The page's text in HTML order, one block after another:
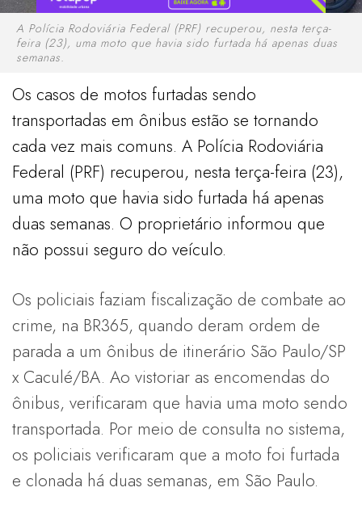
A Polícia Rodoviária Federal (PRF) recuperou, nesta terça-
feira (23), uma moto que havia sido furtada há apenas duas
semanas.
Os casos de motos furtadas sendo
transportadas em ônibus estão se tornando
cada vez mais comuns. A Polícia Rodoviária
Federal (PRF) recuperou, nesta terça-feira (23),
uma moto que havia sido furtada há apenas
duas semanas. O proprietário informou que
não possui seguro do veículo.
Os policiais faziam fiscalização de combate ao
crime, na BR365, quando deram ordem de
parada a um ônibus de itinerário São Paulo/SP
x Caculé/BA. Ao vistoriar as encomendas do
ônibus, verificaram que havia uma moto sendo
transportada. Por meio de consulta no sistema,
os policiais verificaram que a moto foi furtada
e clonada há duas semanas, em São Paulo.